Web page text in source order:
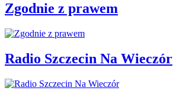
Zgodnie z prawem
Radio Szczecin Na Wieczór